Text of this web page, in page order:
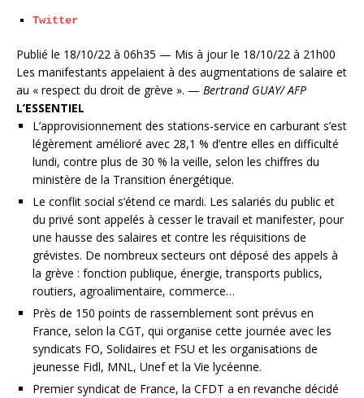
Twitter
Publié le 18/10/22 à 06h35 — Mis à jour le 18/10/22 à 21h00
Les manifestants appelaient à des augmentations de salaire et
au « respect du droit de grève ». — Bertrand GUAY/ AFP
L’ESSENTIEL
L’approvisionnement des stations-service en carburant s’est
légèrement amélioré avec 28,1 % d’entre elles en difficulté
lundi, contre plus de 30 % la veille, selon les chiffres du
ministère de la Transition énergétique.
Le conflit social s’étend ce mardi. Les salariés du public et
du privé sont appelés à cesser le travail et manifester, pour
une hausse des salaires et contre les réquisitions de
grévistes. De nombreux secteurs ont déposé des appels à
la grève : fonction publique, énergie, transports publics,
routiers, agroalimentaire, commerce…
Près de 150 points de rassemblement sont prévus en
France, selon la CGT, qui organise cette journée avec les
syndicats FO, Solidaires et FSU et les organisations de
jeunesse Fidl, MNL, Unef et la Vie lycéenne.
Premier syndicat de France, la CFDT a en revanche décidé